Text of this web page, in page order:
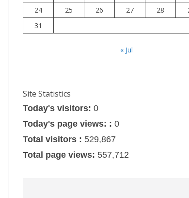
24
25 26 27 28
31
« Jul
Site Statistics
Today's visitors: 0
Today's page views: : 0
Total visitors : 529,867
Total page views: 557,712